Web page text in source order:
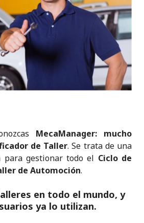
MecaManager: mucho
de Taller. Se trata de una
para gestionar todo el Ciclo de
de Automoción.
en todo el mundo, y
ya lo utilizan.